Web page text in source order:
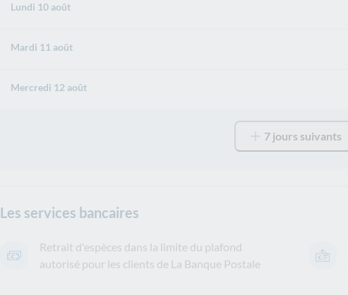
Lundi 10 août
Mardi 11 août
Mercredi 12 août
7 jours suivants
Les services bancaires
Retrait d'espèces dans la limite du plafond
autorisé pour les clients de La Banque Postale